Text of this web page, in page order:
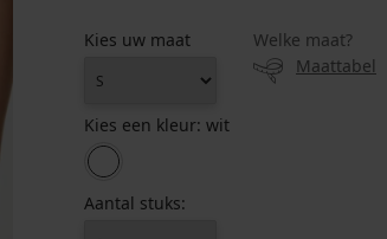
Kies uw maat
Welke maat?
Maattabel
Kies een kleur: wit
Aantal stuks: